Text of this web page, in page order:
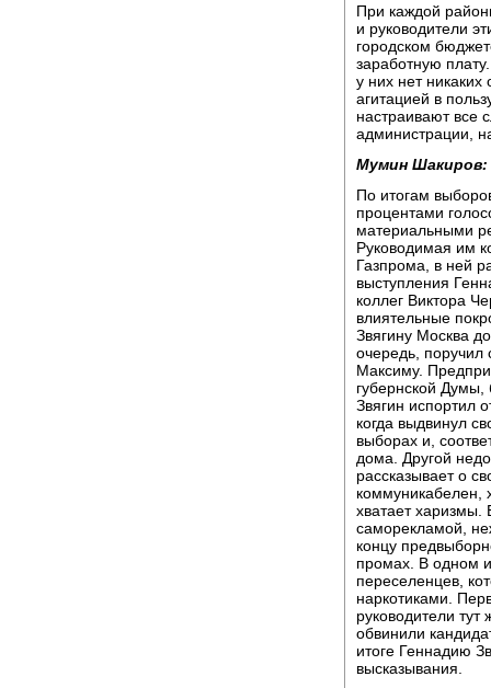
При каждой
и руководители
городском
заработную
у них нет
агитацией в
настраивают все
администрации,
Мумин Шакиров:
По итогам
процентами
материальными
Руководимая им
Газпрома, в ней
выступления
коллег Виктора
влиятельные
Звягину Москва
очередь, поручил
Максиму.
губернской Думы,
Звягин испортил
когда выдвинул
выборах и,
дома. Другой
рассказывает о
коммуникабелен,
хватает
саморекламой,
концу
промах. В одном
переселенцев,
наркотиками.
руководители
обвинили
итоге Геннадию
высказывания.